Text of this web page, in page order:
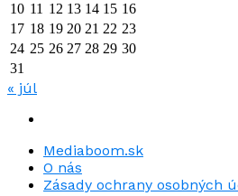
10 11 12 13 14 15 16
17 18 19 20 21 22 23
24 25 26 27 28 29 30
31
« júl
Mediaboom.sk
O nás
Zásady ochrany osobných